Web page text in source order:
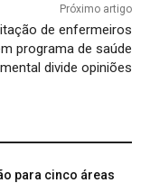
Próximo artigo
de enfermeiros
programa de saúde
mental divide opiniões
para cinco áreas